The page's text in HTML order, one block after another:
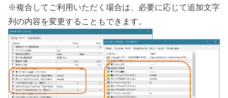
※複合してご利用いただく場合は、必要に応じて追加文字
列の内容を変更することもできます。